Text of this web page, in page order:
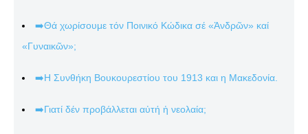
➡️Θά χωρίσουμε τόν Ποινικό Κώδικα σέ «Ἀνδρῶν» καί
«Γυναικῶν»;
➡️Η Συνθήκη Βουκουρεστίου του 1913 και η Μακεδονία.
➡️Γιατί δέν προβάλλεται αὐτή ἡ νεολαία;